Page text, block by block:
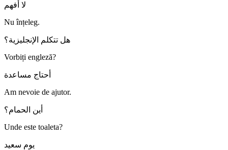
لا أفهم
Nu înțeleg.
هل تتكلم الإنجليزية؟
Vorbiți engleză?
أحتاج مساعدة
Am nevoie de ajutor.
أين الحمام؟
Unde este toaleta?
يوم سعيد